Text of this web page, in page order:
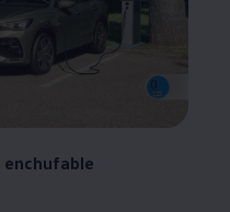
enchufable